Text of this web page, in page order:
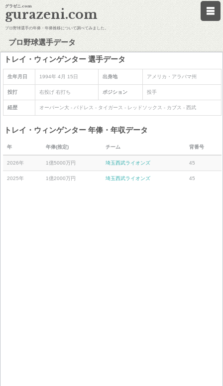
グラゼニ.com
gurazeni.com
プロ野球選手の年俸・年俸推移について調べてみました。
プロ野球選手データ
トレイ・ウィンゲンター 選手データ
生年月日 1994年 4月 15日 出身地 アメリカ・アラバマ州
投打 右投げ 右打ち ポジション 投手
経歴 オーバーン大 - パドレス - タイガース - レッドソックス - カブス - 西武
トレイ・ウィンゲンター 年俸・年収データ
年 年俸(推定) チーム 背番号
2026年 1億5000万円 埼玉西武ライオンズ 45
2025年 1億2000万円 埼玉西武ライオンズ 45